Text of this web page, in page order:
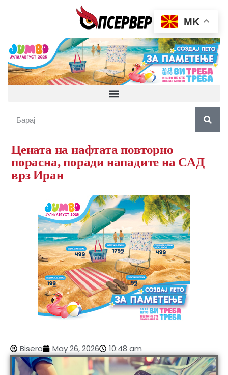
Цената на нафтата повторно
порасна, поради нападите на САД
врз Иран
Bisera May 26, 2026 10:48 am
MK